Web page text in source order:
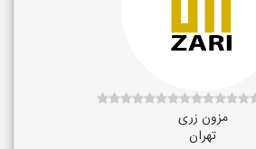
مزون زری
تهران